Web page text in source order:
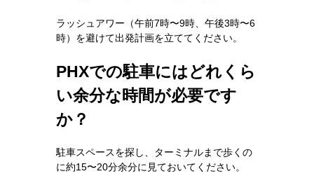
ラッシュアワー（午前7時〜9時、午後3時〜6
時）を避けて出発計画を立ててください。
PHXでの駐車にはどれくら
い余分な時間が必要です
か？
駐車スペースを探し、ターミナルまで歩くの
に約15〜20分余分に見ておいてください。